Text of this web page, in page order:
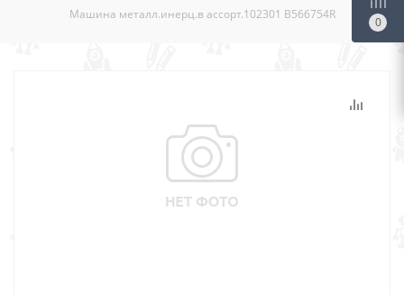
Машина металл.инерц.в ассорт.102301 B566754R
0